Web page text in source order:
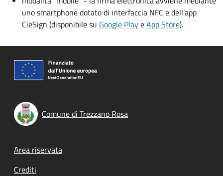
uno smartphone dotato di interfaccia NFC e dell’app
CieSign (disponibile su Google PlayeApp Store).
Comune di Trezzano Rosa
Footer menu
Area riservata
Crediti